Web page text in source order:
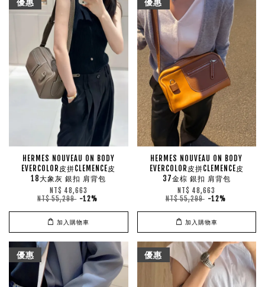
優惠
HERMES NOUVEAU ON BODY
EVERCOLOR皮拼CLEMENCE皮
18大象灰 銀扣 肩背包
NT$ 48,663
NT$ 55,299 -12%
加入購物車
優惠
HERMES NOUVEAU ON BODY
EVERCOLOR皮拼CLEMENCE皮
37金棕 銀扣 肩背包
NT$ 48,663
NT$ 55,299 -12%
加入購物車
優惠 優惠